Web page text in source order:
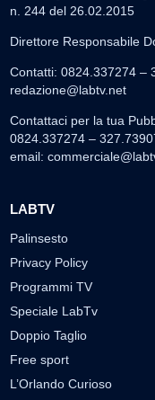
n. 244 del 26.02.2015
Direttore Responsabile
Contatti: 0824.337274 –
redazione@labtv.net
Contattaci per la tua
0824.337274 –
email:
LABTV
Palinsesto
Privacy Policy
Programmi TV
Speciale LabTv
Doppio Taglio
Free sport
L’Orlando Curioso